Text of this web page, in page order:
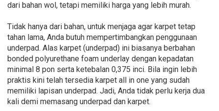
dari bahan wol, tetapi memiliki harga yang lebih murah.
Tidak hanya dari bahan, untuk menjaga agar karpet tetap
tahan lama, Anda butuh mempertimbangkan penggunaan
underpad. Alas karpet (underpad) ini biasanya berbahan
bonded polyurethane foam underlay dengan kepadatan
minimal 8 pon serta ketebalan 0,375 inci. Bila ingin lebih
praktis kini telah tersedia karpet all in one yang sudah
memiliki lapisan underpad. Jadi, Anda tidak perlu kerja dua
kali demi memasang underpad dan karpet.